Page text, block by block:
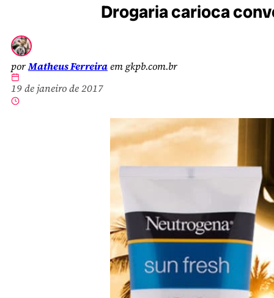
Drogaria carioca
porMatheus Ferreiraem gkpb.com.br
19 de janeiro de 2017